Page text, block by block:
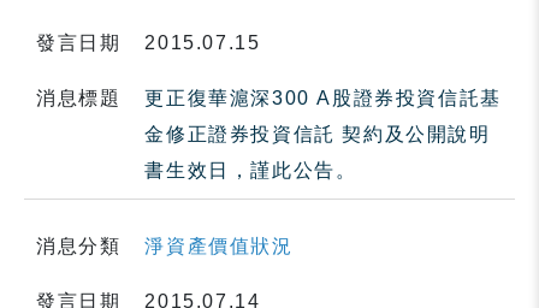
發言日期 2015.07.15
消息標題
更正復華滬深300 A股證券投資信託基
金修正證券投資信託 契約及公開說明
書生效日，謹此公告。
消息分類 淨資產價值狀況
發言日期 2015.07.14